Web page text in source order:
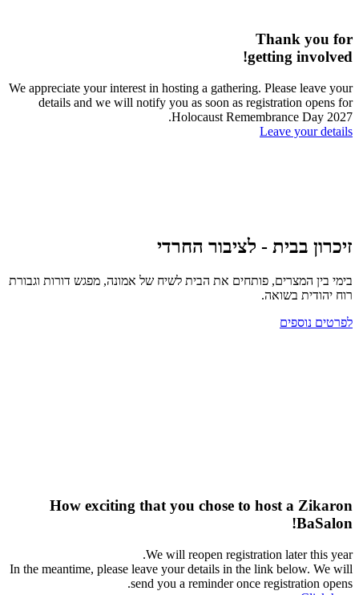
Thank you for
getting involved!
We appreciate your interest in hosting a gathering. Please leave your
details and we will notify you as soon as registration opens for
Holocaust Remembrance Day 2027.
Leave your details
זיכרון בבית - לציבור החרדי
בימי בין המצרים, פותחים את הבית לשיח של אמונה, מפגש דורות וגבורת
רוח יהודית בשואה.
לפרטים נוספים
How exciting that you chose to host a Zikaron
BaSalon!
We will reopen registration later this year.
In the meantime, please leave your details in the link below. We will
send you a reminder once registration opens.